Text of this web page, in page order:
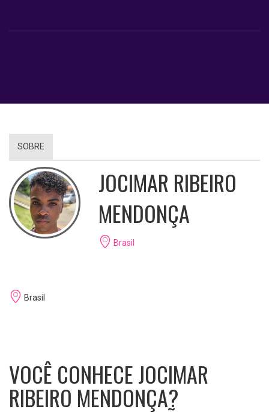
SOBRE
JOCIMAR RIBEIRO
MENDONÇA
Brasil
Brasil
VOCÊ CONHECE JOCIMAR
RIBEIRO MENDONÇA?